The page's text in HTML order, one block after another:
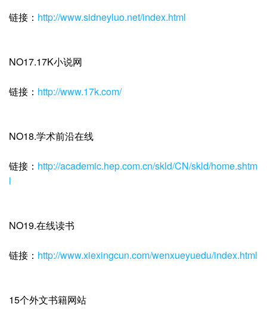
链接： http://www.sidneyluo.net/index.html
NO17.17K小说网
链接： http://www.17k.com/
NO18.学术前沿在线
链接： http://academic.hep.com.cn/skld/CN/skld/home.shtm
l
NO19.在线读书
链接： http://www.xiexingcun.com/wenxueyuedu/index.html
15个外文书籍网站